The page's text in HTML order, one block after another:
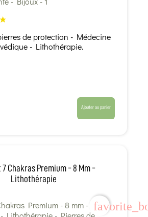
de protection - Médecine
- Lithothérapie.
Ajouter au panier
Chakras Premium - 8 Mm -
Lithothérapie